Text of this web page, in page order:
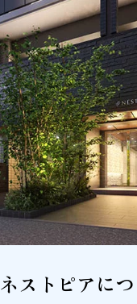
ネストピアに